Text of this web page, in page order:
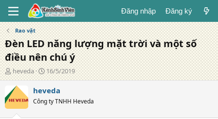
Đăng nhập Đăng ký
Rao vặt
Đèn LED năng lượng mặt trời và một số
điều nên chú ý
T
á
c
g
ả
heveda
N
g
à
đ
16/5/2019
heveda
Công ty TNHH Heveda